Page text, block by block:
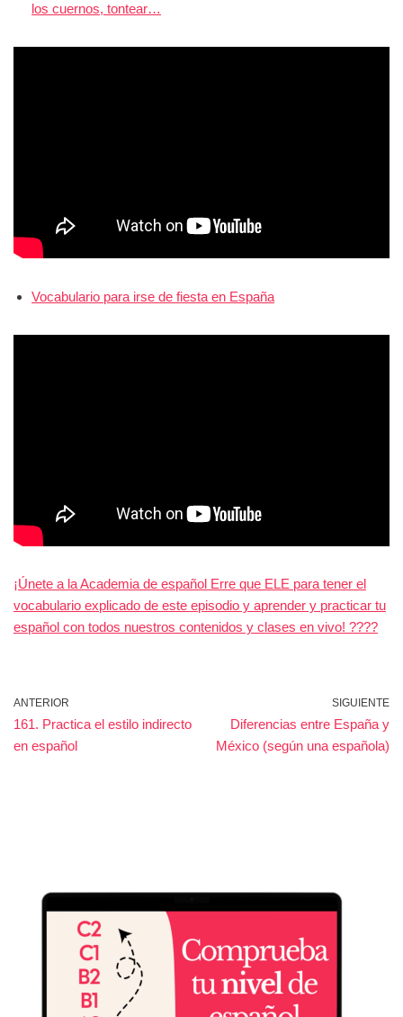
los cuernos, tontear…
Vocabulario para irse de fiesta en España
¡Únete a la Academia de español Erre que ELE para tener el
vocabulario explicado de este episodio y aprender y practicar tu
español con todos nuestros contenidos y clases en vivo! ????
ANTERIOR
161. Practica el estilo indirecto
en español
SIGUIENTE
Diferencias entre España y
México (según una española)